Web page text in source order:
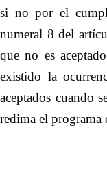
si no por el
numeral 8 del
que no es
existido la
aceptados cuando
redima el programa